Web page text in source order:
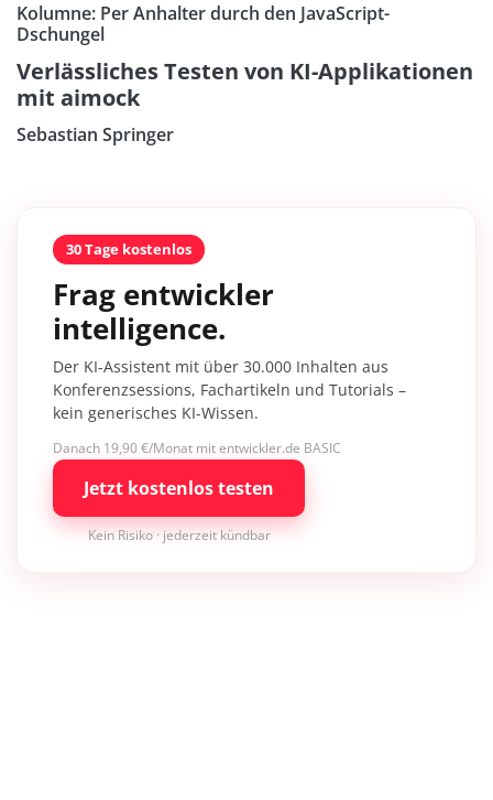
Kolumne: Per Anhalter durch den JavaScript-
Dschungel
Verlässliches Testen von KI-Applikationen
mit aimock
Sebastian Springer
30 Tage kostenlos
Frag entwickler
intelligence.
Der KI-Assistent mit über 30.000 Inhalten aus
Konferenzsessions, Fachartikeln und Tutorials –
kein generisches KI-Wissen.
Danach 19,90 €/Monat mit entwickler.de BASIC
Jetzt kostenlos testen
Kein Risiko · jederzeit kündbar